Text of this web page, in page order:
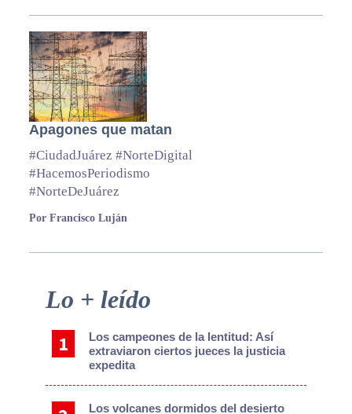
Apagones que matan
#CiudadJuárez #NorteDigital
#HacemosPeriodismo
#NorteDeJuárez
Por Francisco Luján
Primary
Sidebar
Lo + leído
Los campeones de la lentitud: Así
extraviaron ciertos jueces la justicia
expedita
Los volcanes dormidos del desierto